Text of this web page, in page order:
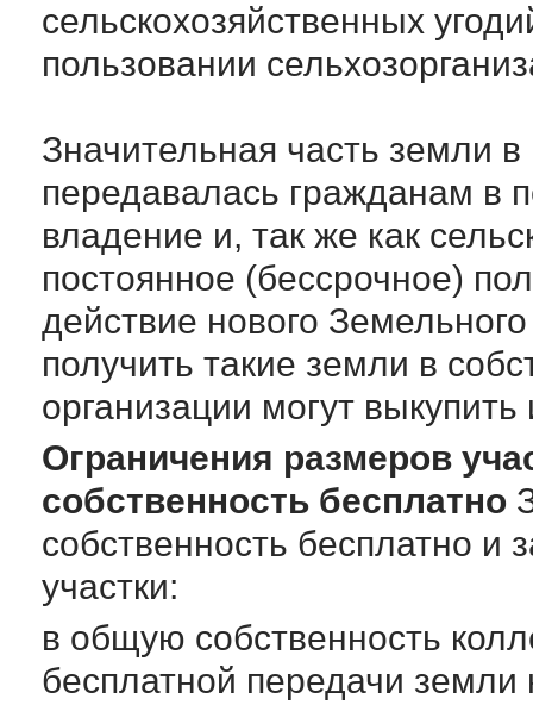
сельскохозяйственных
пользовании
Значительная часть земли
передавалась гражданам в
владение и, так же как
постоянное (бессрочное)
действие нового
получить такие земли в
организации могут
Ограничения размеров
собственность бесплатно
собственность бесплатно и
участки:
в общую собственность
бесплатной передачи земли